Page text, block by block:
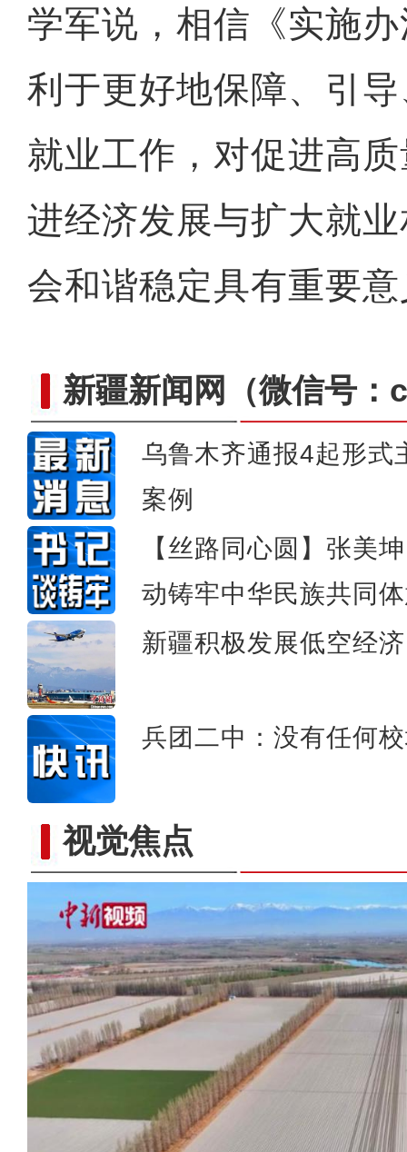
学军说，相信《实施
利于更好地保障、引
就业工作，对促进高
进经济发展与扩大就
会和谐稳定具有重要
新疆新闻网 （微信号
乌鲁木齐通报4起形式
案例
【丝路同心圆】张美
动铸牢中华民族共同
新疆积极发展低空经济
兵团二中：没有任何
视觉焦点新疆喀什400余万亩冬